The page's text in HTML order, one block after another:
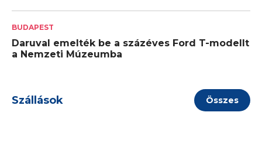
BUDAPEST
Daruval emelték be a százéves Ford T-modellt
a Nemzeti Múzeumba
Szállások Összes